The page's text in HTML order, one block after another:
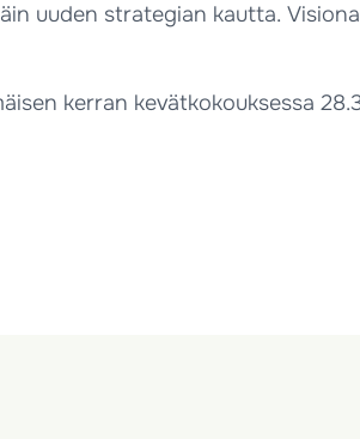
uuden strategian kautta.
kerran kevätkokouksessa